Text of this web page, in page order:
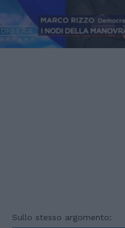
Sullo stesso argomento: